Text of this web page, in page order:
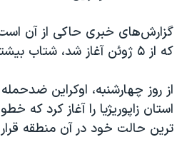
گزارش‌های خبری حاکی از آن
که از ۵ ژوئن آغاز شد، شتاب بیشتری گرفته است.
از روز چهارشنبه، اوکراین
استان زاپوریژیا را آغاز کرد که
ترین حالت خود در آن منطقه قرار